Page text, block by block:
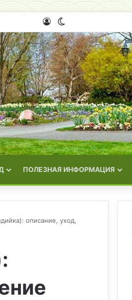
Войти
ПОЛЕЗНАЯ ИНФОРМАЦИЯ
описание, уход,